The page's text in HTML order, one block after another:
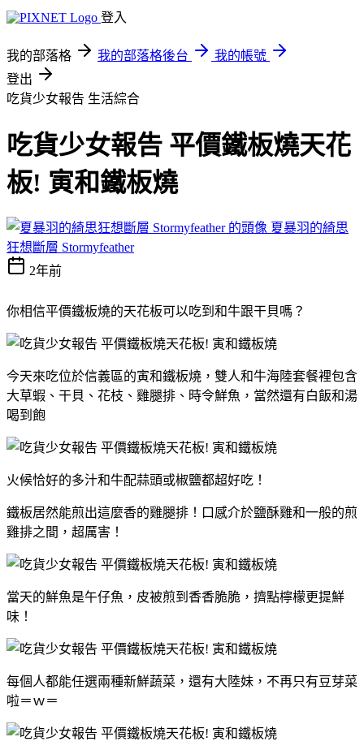
登入
我的部落格 我的部落格後台
我的帳號
登出
吃貨少女報告 生活綜合
吃貨少女報告 平價鐵板燒天花
板! 寅和鐵板燒
夏暴羽的綺思
狂想斷層 Stormyfeather
2年前
你相信平價鐵板燒的天花板可以吃到和牛跟干貝嗎？
今天來吃位於信義區的寅和鐵板燒，雙人和牛海陸套餐裡包含
大草蝦、干貝、花枝、雞腿排、時令鮮魚，當然還有白飯和湯
喝到飽
火候恰好的多汁和牛配蒜頭或椒鹽都超好吃！
鐵板居然能煎出這麼香的雞腿排！口感介於鹽酥雞和一般的煎
雞排之間，超厲害！
當天的鮮魚是午仔魚，皮被煎到香香脆脆，擠點檸檬更提鮮
味！
每個人都能任選兩種新鮮蔬菜，還有大陸妹，不再只有豆芽菜
啦＝ｗ＝